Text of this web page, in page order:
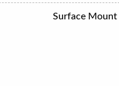
Surface Mount